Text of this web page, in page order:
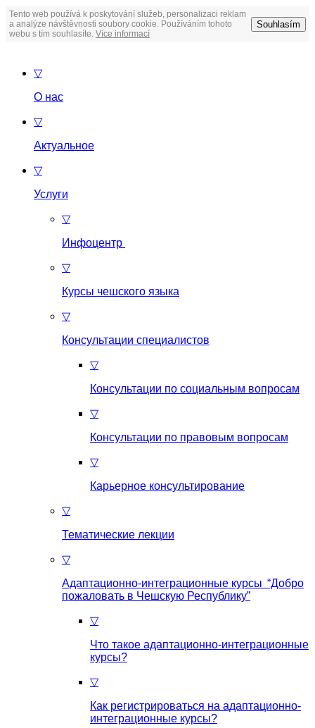
Tento web používá k poskytování služeb, personalizaci reklam
a analýze návštěvnosti soubory cookie. Používáním tohoto
webu s tím souhlasíte. Více informací
Souhlasím
▽
О нас
▽
Актуальное
▽
Услуги
▽
Инфоцентр
▽
Курсы чешского языка
▽
Консультации специалистов
▽
Консультации по социальным вопросам
▽
Консультации по правовым вопросам
▽
Карьерное консультирование
▽
Тематические лекции
▽
Адаптационно-интеграционные курсы “Добро
пожаловать в Чешскую Республику”
▽
Что такое aдаптационно-интеграционные
курсы?
▽
Как регистрироваться на aдаптационно-
интеграционные курсы?